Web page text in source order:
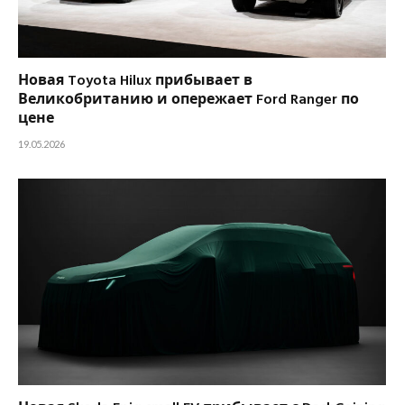
Новая Toyota Hilux прибывает в
Великобританию и опережает Ford Ranger по
цене
19.05.2026